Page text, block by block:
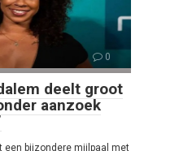
0
deelt groot
aanzoek
een bijzondere mijlpaal met